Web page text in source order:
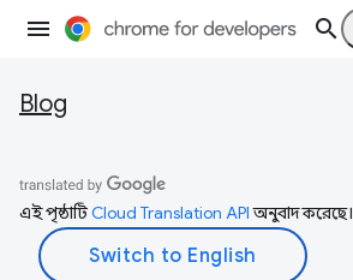
Blog
এই পৃষ্ঠাটিCloud Translation APIঅনুবাদ করেছে।